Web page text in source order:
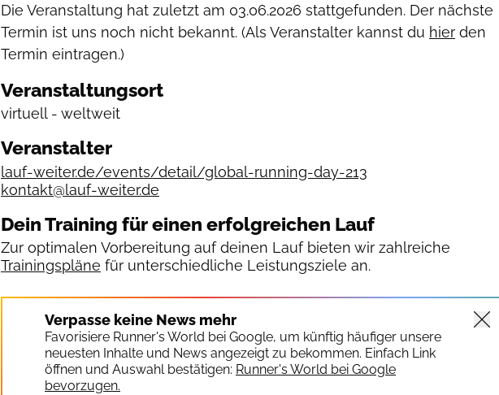
Die Veranstaltung hat zuletzt am 03.06.2026 stattgefunden. Der nächste
Termin ist uns noch nicht bekannt. (Als Veranstalter kannst du hier den
Termin eintragen.)
Veranstaltungsort
virtuell - weltweit
Veranstalter
lauf-weiter.de/events/detail/global-running-day-213
kontakt@lauf-weiter.de
Dein Training für einen erfolgreichen Lauf
Zur optimalen Vorbereitung auf deinen Lauf bieten wir zahlreiche
Trainingspläne für unterschiedliche Leistungsziele an.
Verpasse keine News mehr
Favorisiere Runner's World bei Google, um künftig häufiger unsere
neuesten Inhalte und News angezeigt zu bekommen. Einfach Link
öffnen und Auswahl bestätigen: Runner's World bei Google
bevorzugen.